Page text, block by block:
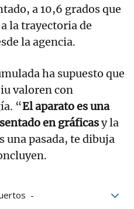
a 10,6 grados que
la trayectoria de
la agencia.
ha supuesto que
valoren con
“El aparato es una
en gráficasy la
una pasada, te dibuja